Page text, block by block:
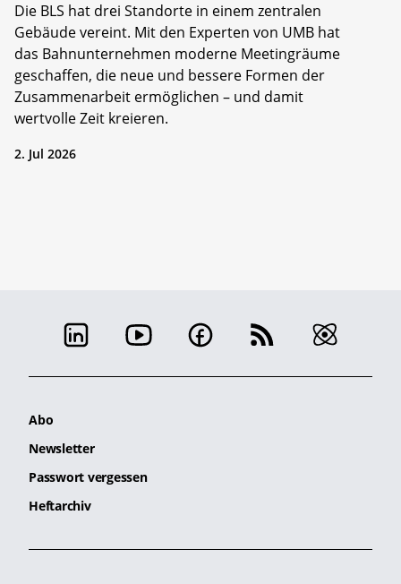
Die BLS hat drei Standorte in einem zentralen
Gebäude vereint. Mit den Experten von UMB hat
das Bahnunternehmen moderne Meetingräume
geschaffen, die neue und bessere Formen der
Zusammenarbeit ermöglichen – und damit
wertvolle Zeit kreieren.
2. Jul 2026
Abo
Newsletter
Passwort vergessen
Heftarchiv